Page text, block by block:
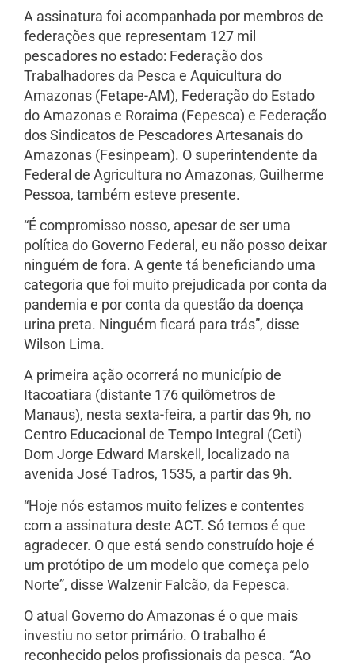
A assinatura foi acompanhada por membros de
federações que representam 127 mil
pescadores no estado: Federação dos
Trabalhadores da Pesca e Aquicultura do
Amazonas (Fetape-AM), Federação do Estado
do Amazonas e Roraima (Fepesca) e Federação
dos Sindicatos de Pescadores Artesanais do
Amazonas (Fesinpeam). O superintendente da
Federal de Agricultura no Amazonas, Guilherme
Pessoa, também esteve presente.
“É compromisso nosso, apesar de ser uma
política do Governo Federal, eu não posso deixar
ninguém de fora. A gente tá beneficiando uma
categoria que foi muito prejudicada por conta da
pandemia e por conta da questão da doença
urina preta. Ninguém ficará para trás”, disse
Wilson Lima.
A primeira ação ocorrerá no município de
Itacoatiara (distante 176 quilômetros de
Manaus), nesta sexta-feira, a partir das 9h, no
Centro Educacional de Tempo Integral (Ceti)
Dom Jorge Edward Marskell, localizado na
avenida José Tadros, 1535, a partir das 9h.
“Hoje nós estamos muito felizes e contentes
com a assinatura deste ACT. Só temos é que
agradecer. O que está sendo construído hoje é
um protótipo de um modelo que começa pelo
Norte”, disse Walzenir Falcão, da Fepesca.
O atual Governo do Amazonas é o que mais
investiu no setor primário. O trabalho é
reconhecido pelos profissionais da pesca. “Ao